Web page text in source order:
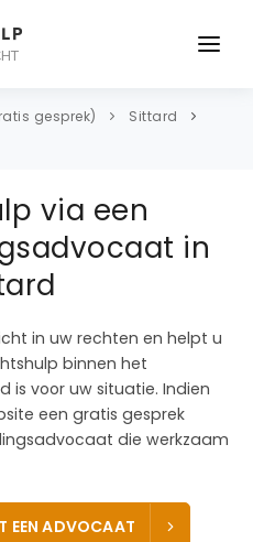
gesprek)
Sittard
via een
in
in uw rechten en helpt u
binnen het
is voor uw situatie. Indien
een gratis gesprek
die werkzaam
EEN ADVOCAAT